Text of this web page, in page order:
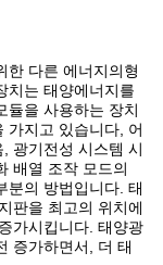
한 다른 에너지의형
치는 태양에너지를
듈을 사용하는 장치
가지고 있습니다, 어
광기전성 시스템 시
배열 조작 모드의
분의 방법입니다. 태
판을 최고의 위치에
가시킵니다. 태양광
증가하면서, 더 태